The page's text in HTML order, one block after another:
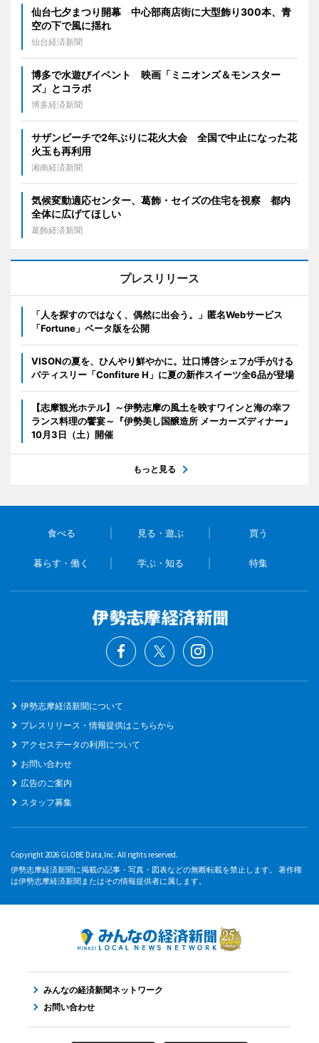
仙台七夕まつり開幕 中心部商店街に大型飾り300本、青
空の下で風に揺れ
仙台経済新聞
博多で水遊びイベント 映画「ミニオンズ＆モンスター
ズ」とコラボ
博多経済新聞
サザンビーチで2年ぶりに花火大会 全国で中止になった花
火玉も再利用
湘南経済新聞
気候変動適応センター、葛飾・セイズの住宅を視察 都内
全体に広げてほしい
葛飾経済新聞
プレスリリース
「人を探すのではなく、偶然に出会う。」匿名Webサービス
「Fortune」ベータ版を公開
VISONの夏を、ひんやり鮮やかに。辻口博啓シェフが手がける
パティスリー「Confiture H」に夏の新作スイーツ全6品が登場
【志摩観光ホテル】～伊勢志摩の風土を映すワインと海の幸フ
ランス料理の饗宴～『伊勢美し国醸造所 メーカーズディナー』
10月3日（土）開催
もっと見る
食べる 見る・遊ぶ 買う
暮らす・働く 学ぶ・知る 特集
伊勢志摩経済新聞について
プレスリリース・情報提供はこちらから
アクセスデータの利用について
お問い合わせ
広告のご案内
スタッフ募集
Copyright 2026 GLOBE Data,Inc. All rights reserved.
伊勢志摩経済新聞に掲載の記事・写真・図表などの無断転載を禁止します。 著作権
は伊勢志摩経済新聞またはその情報提供者に属します。
みんなの経済新聞ネットワーク
お問い合わせ